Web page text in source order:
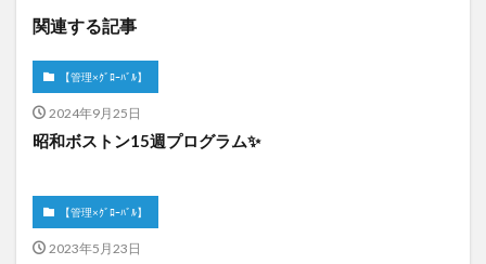
関連する記事
【管理×ｸﾞﾛｰﾊﾞﾙ】
2024年9月25日
昭和ボストン15週プログラム✨
【管理×ｸﾞﾛｰﾊﾞﾙ】
2023年5月23日